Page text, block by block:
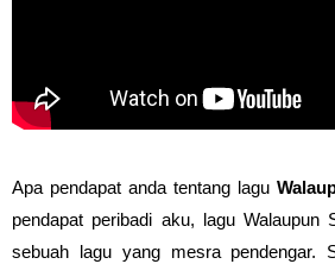
Apa pendapat anda tentang lagu
pendapat peribadi aku, lagu Walaupun
sebuah lagu yang mesra pendengar.